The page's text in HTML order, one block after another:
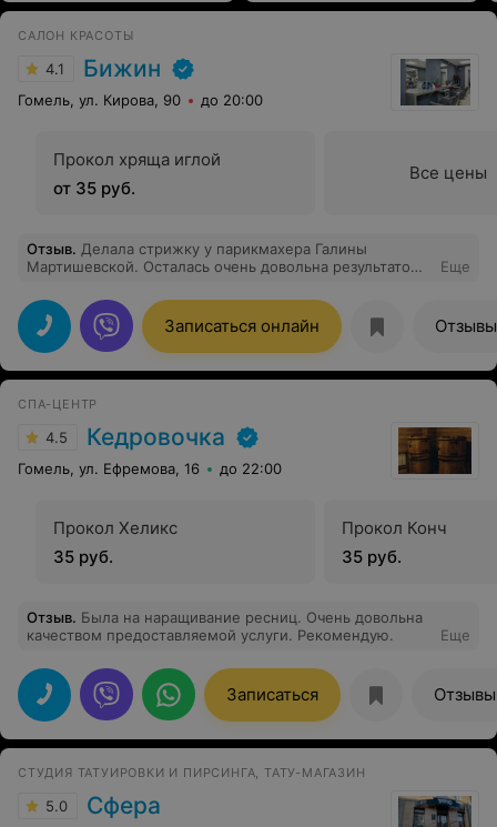
САЛОН КРАСОТЫ
4.1 Бижин
Гомель, ул. Кирова, 90 до 20:00
Прокол хряща иглой
от 35 руб.
Все цены
Отзыв. Делала стрижку у парикмахера Галины
Мартишевской. Осталась очень довольна результатом.
клиента. Большое спасибо!
Еще
Записаться онлайн Отзывы
СПА-ЦЕНТР
4.5 Кедровочка
Гомель, ул. Ефремова, 16 до 22:00
Прокол Хеликс
35 руб.
Прокол Конч
35 руб.
Отзыв. Была на наращивание ресниц. Очень довольна
качеством предоставляемой услуги. Рекомендую.
Еще
Записаться Отзывы
CТУДИЯ ТАТУИРОВКИ И ПИРСИНГА, ТАТУ-МАГАЗИН
5.0 Сфера